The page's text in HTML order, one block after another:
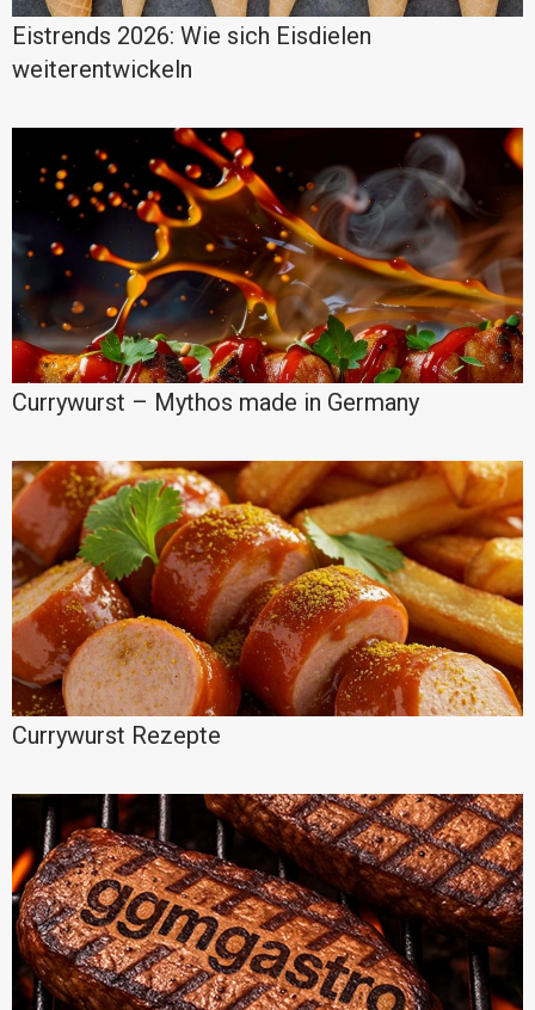
Eistrends 2026: Wie sich Eisdielen
weiterentwickeln
Currywurst – Mythos made in Germany
Currywurst Rezepte